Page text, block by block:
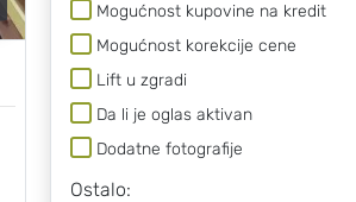
Mogućnost kupovine na kredit
Mogućnost korekcije cene
Lift u zgradi
Da li je oglas aktivan
Dodatne fotografije
Ostalo: